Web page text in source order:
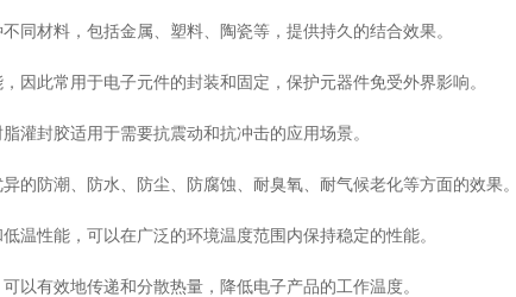
同材料，包括金属、塑料、陶瓷等，提供持久的结合效果。
因此常用于电子元件的封装和固定，保护元器件免受外界影响。
灌封胶适用于需要抗震动和抗冲击的应用场景。
的防潮、防水、防尘、防腐蚀、耐臭氧、耐气候老化等方面的效果。
温性能，可以在广泛的环境温度范围内保持稳定的性能。
以有效地传递和分散热量，降低电子产品的工作温度。